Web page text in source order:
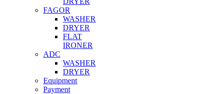
FAGOR
WASHER
DRYER
FLAT
IRONER
ADC
WASHER
DRYER
Equipment
Payment